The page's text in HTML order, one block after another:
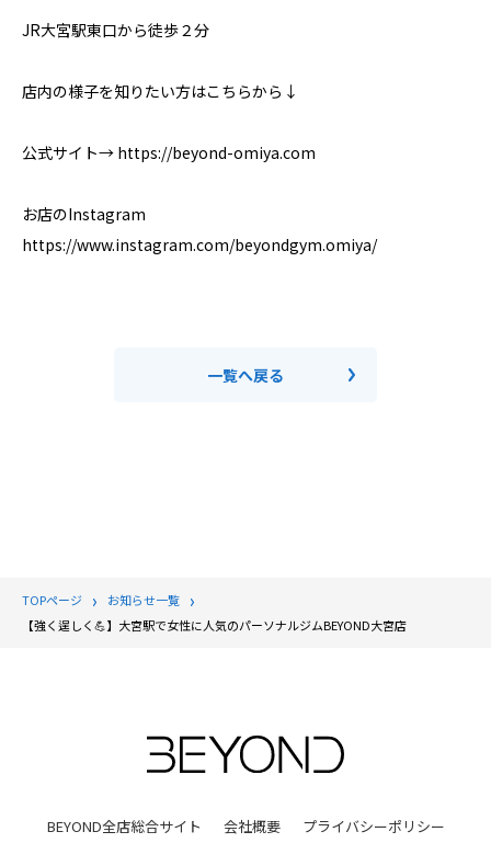
JR大宮駅東口から徒歩２分
店内の様子を知りたい方はこちらから↓
公式サイト→ https://beyond-omiya.com
お店のInstagram
https://www.instagram.com/beyondgym.omiya/
一覧へ戻る
TOPページ
お知らせ一覧
【強く逞しく💪】大宮駅で女性に人気のパーソナルジムBEYOND大宮店
BEYOND全店総合サイト 会社概要 プライバシーポリシー